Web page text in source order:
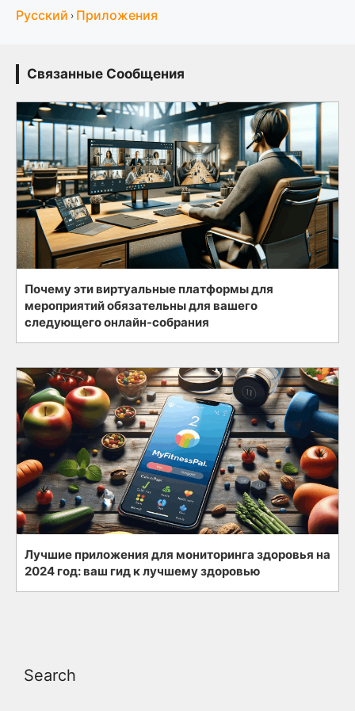
Русский › Приложения
Связанные Сообщения
Почему эти виртуальные платформы для
мероприятий обязательны для вашего
следующего онлайн-собрания
Лучшие приложения для мониторинга здоровья на
2024 год: ваш гид к лучшему здоровью
Search